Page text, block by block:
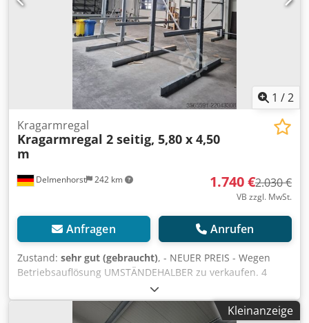
1 /2
Delmenhorst 242 km
Kragarmregal
Kragarmregal 2 seitig, 5,80 x 4,50
m
1.740 €2.030 €
VB zzgl. MwSt.
Anfragen Anrufen
Zustand: sehr gut (gebraucht), - NEUER PREIS - Wegen
Betriebsauflösung UMSTÄNDEHALBER zu verkaufen. 4
Stück Kragarmregale, 2-seitig, bestehend aus 4 Stück
Stützen (IPE180) und 24 Stück Arme (IPE100) 1500 mm,
Gesamtmaße: (BxTxH) 5800 x 3180 x 4500 mm Codpfx Abjza
Kleinanzeige